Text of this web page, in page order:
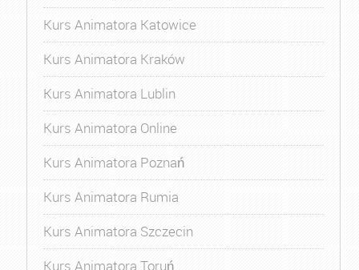
Kurs Animatora Katowice
Kurs Animatora Kraków
Kurs Animatora Lublin
Kurs Animatora Online
Kurs Animatora Poznań
Kurs Animatora Rumia
Kurs Animatora Szczecin
Kurs Animatora Toruń